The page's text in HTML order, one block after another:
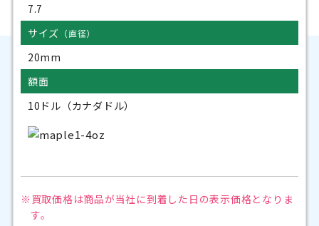
7.7
サイズ （直径）
20mm
額面
10ドル（カナダドル）
※買取価格は商品が当社に到着した日の表示価格となりま
す。